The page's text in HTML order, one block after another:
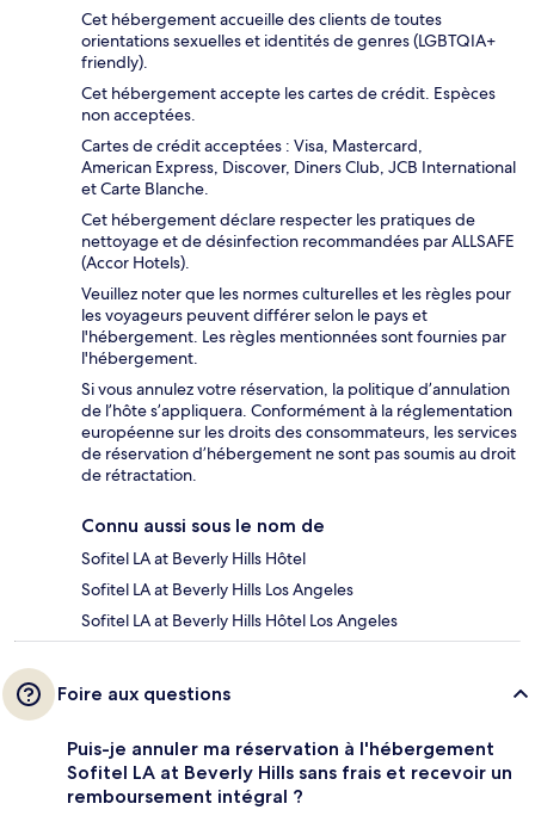
Cet hébergement accueille des clients de toutes
orientations sexuelles et identités de genres (LGBTQIA+
friendly).
Cet hébergement accepte les cartes de crédit. Espèces
non acceptées.
Cartes de crédit acceptées : Visa, Mastercard,
American Express, Discover, Diners Club, JCB International
et Carte Blanche.
Cet hébergement déclare respecter les pratiques de
nettoyage et de désinfection recommandées par ALLSAFE
(Accor Hotels).
Veuillez noter que les normes culturelles et les règles pour
les voyageurs peuvent différer selon le pays et
l'hébergement. Les règles mentionnées sont fournies par
l'hébergement.
Si vous annulez votre réservation, la politique d’annulation
de l’hôte s’appliquera. Conformément à la réglementation
européenne sur les droits des consommateurs, les services
de réservation d’hébergement ne sont pas soumis au droit
de rétractation.
Connu aussi sous le nom de
Sofitel LA at Beverly Hills Hôtel
Sofitel LA at Beverly Hills Los Angeles
Sofitel LA at Beverly Hills Hôtel Los Angeles
Foire aux questions
Puis-je annuler ma réservation à l'hébergement
Sofitel LA at Beverly Hills sans frais et recevoir un
remboursement intégral ?